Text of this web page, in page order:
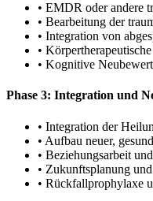
• EMDR oder andere
• Bearbeitung der
• Integration von
•
• Kognitive
Phase 3: Integration und
• Integration der
• Aufbau neuer,
• Beziehungsarbeit
• Zukunftsplanung
• Rückfallprophylaxe